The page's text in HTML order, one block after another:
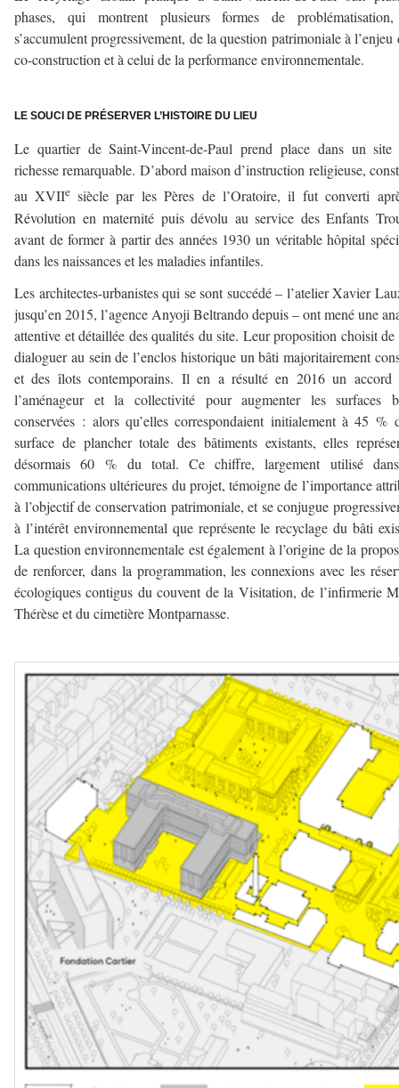
phases, qui montrent plusieurs formes de
s’accumulent progressivement, de la question patrimoniale à l’enjeu
co-construction et à celui de la performance environnementale.
LE SOUCI DE PRÉSERVER L’HISTOIRE DU LIEU
Le quartier de Saint-Vincent-de-Paul prend place dans un
richesse remarquable. D’abord maison d’instruction religieuse,
au XVIIe siècle par les Pères de l’Oratoire, il fut converti
Révolution en maternité puis dévolu au service des Enfants
avant de former à partir des années 1930 un véritable hôpital
dans les naissances et les maladies infantiles.
Les architectes-urbanistes qui se sont succédé – l’atelier Xavier
jusqu’en 2015, l’agence Anyoji Beltrando depuis – ont mené une
attentive et détaillée des qualités du site. Leur proposition choisit
dialoguer au sein de l’enclos historique un bâti majoritairement
et des îlots contemporains. Il en a résulté en 2016 un accord
l’aménageur et la collectivité pour augmenter les surfaces
conservées : alors qu’elles correspondaient initialement à 45 %
surface de plancher totale des bâtiments existants, elles
désormais 60 % du total. Ce chiffre, largement utilisé
communications ultérieures du projet, témoigne de l’importance
à l’objectif de conservation patrimoniale, et se conjugue
à l’intérêt environnemental que représente le recyclage du bâti
La question environnementale est également à l’origine de la
de renforcer, dans la programmation, les connexions avec les
écologiques contigus du couvent de la Visitation, de l’infirmerie
Thérèse et du cimetière Montparnasse.